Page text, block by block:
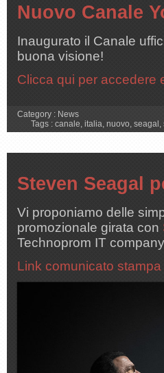
Nuovo Canale
Inaugurato il Canale
buona visione!
Clicca qui per accedere
Category : News
Tags : canale, italia, nuovo, seagal ,
Steven Seagal
Vi proponiamo delle
promozionale girata con
Technoprom IT company
Link comunicato stampa